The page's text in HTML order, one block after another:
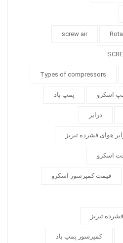
screw air
Types of compressors
اسکرو پمپ باد
درایر
هوای فشرده تبریز
اسکرو
قیمت کمپرسور اسکرو
تبریز
کمپرسور پمپ باد